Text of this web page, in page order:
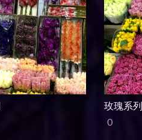
玫瑰系列
0